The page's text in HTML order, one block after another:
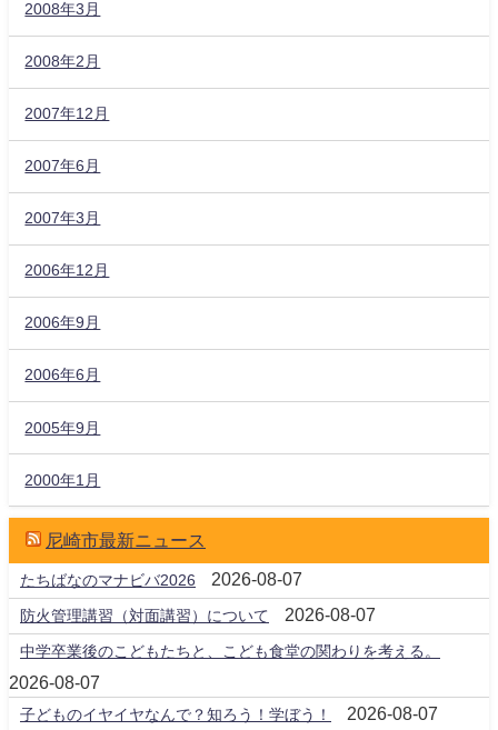
2008年3月
2008年2月
2007年12月
2007年6月
2007年3月
2006年12月
2006年9月
2006年6月
2005年9月
2000年1月
尼崎市最新ニュース
たちばなのマナビバ2026 2026-08-07
防火管理講習（対面講習）について 2026-08-07
中学卒業後のこどもたちと、こども食堂の関わりを考える。
2026-08-07
子どものイヤイヤなんで？知ろう！学ぼう！ 2026-08-07